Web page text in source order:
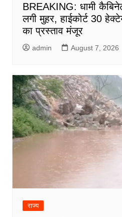
BREAKING: धामी
लगी मुहर, हाईकोर्ट 30
का प्रस्ताव मंजूर
admin August 7, 2026
राज्य